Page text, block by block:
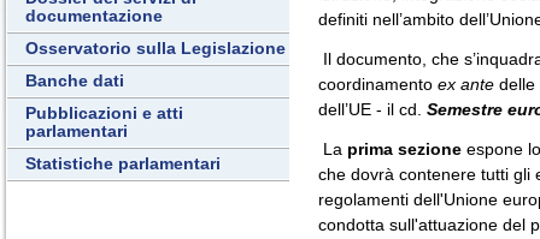
documentazione
Osservatorio sulla Legislazione
Banche dati
Pubblicazioni e atti
parlamentari
Statistiche parlamentari
definiti nell’ambito
Il documento, che
coordinamento ex ante delle
dell’UE - il cd. Semestre
La prima sezione espone
che dovrà contenere tutti gli
regolamenti dell'Unione
condotta sull'attuazione del